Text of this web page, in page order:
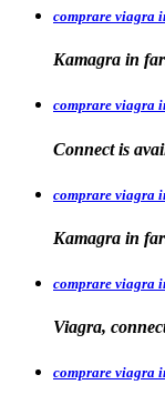
comprare viagra
Kamagra in
comprare viagra
Connect is
comprare viagra
Kamagra in
comprare viagra
Viagra,
comprare viagra